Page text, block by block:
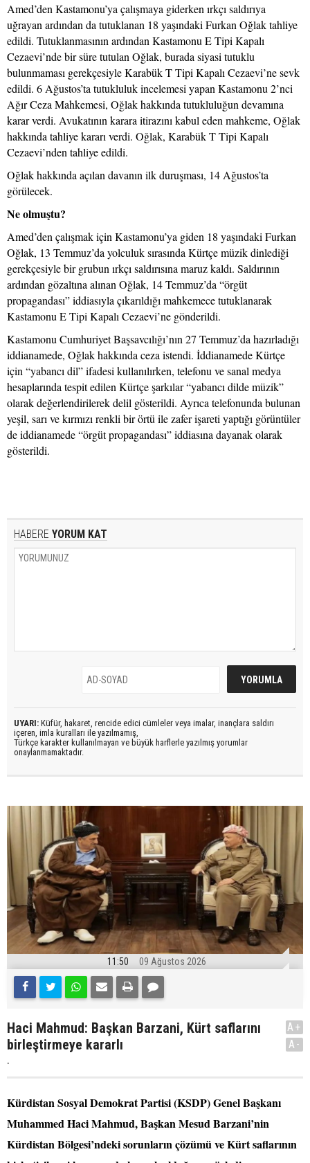
Amed’den Kastamonu’ya çalışmaya giderken ırkçı saldırıya
uğrayan ardından da tutuklanan 18 yaşındaki Furkan Oğlak tahliye
edildi. Tutuklanmasının ardından Kastamonu E Tipi Kapalı
Cezaevi’nde bir süre tutulan Oğlak, burada siyasi tutuklu
bulunmaması gerekçesiyle Karabük T Tipi Kapalı Cezaevi’ne sevk
edildi. 6 Ağustos’ta tutukluluk incelemesi yapan Kastamonu 2’nci
Ağır Ceza Mahkemesi, Oğlak hakkında tutukluluğun devamına
karar verdi. Avukatının karara itirazını kabul eden mahkeme, Oğlak
hakkında tahliye kararı verdi. Oğlak, Karabük T Tipi Kapalı
Cezaevi’nden tahliye edildi.
Oğlak hakkında açılan davanın ilk duruşması, 14 Ağustos’ta
görülecek.
Ne olmuştu?
Amed’den çalışmak için Kastamonu’ya giden 18 yaşındaki Furkan
Oğlak, 13 Temmuz’da yolculuk sırasında Kürtçe müzik dinlediği
gerekçesiyle bir grubun ırkçı saldırısına maruz kaldı. Saldırının
ardından gözaltına alınan Oğlak, 14 Temmuz’da “örgüt
propagandası” iddiasıyla çıkarıldığı mahkemece tutuklanarak
Kastamonu E Tipi Kapalı Cezaevi’ne gönderildi.
Kastamonu Cumhuriyet Başsavcılığı’nın 27 Temmuz’da hazırladığı
iddianamede, Oğlak hakkında ceza istendi. İddianamede Kürtçe
için “yabancı dil” ifadesi kullanılırken, telefonu ve sanal medya
hesaplarında tespit edilen Kürtçe şarkılar “yabancı dilde müzik”
olarak değerlendirilerek delil gösterildi. Ayrıca telefonunda bulunan
yeşil, sarı ve kırmızı renkli bir örtü ile zafer işareti yaptığı görüntüler
de iddianamede “örgüt propagandası” iddiasına dayanak olarak
gösterildi.
HABERE YORUM KAT
UYARI: Küfür, hakaret, rencide edici cümleler veya imalar, inançlara saldırı
içeren, imla kuralları ile yazılmamış,
Türkçe karakter kullanılmayan ve büyük harflerle yazılmış yorumlar
onaylanmamaktadır.
11:50 09 Ağustos 2026
Haci Mahmud: Başkan Barzani, Kürt saflarını
birleştirmeye kararlı
.
A+
A-
Kürdistan Sosyal Demokrat Partisi (KSDP) Genel Başkanı
Muhammed Haci Mahmud, Başkan Mesud Barzani’nin
Kürdistan Bölgesi’ndeki sorunların çözümü ve Kürt saflarının